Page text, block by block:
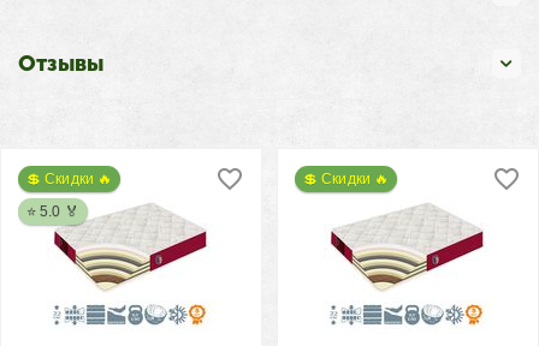
Отзывы
💲 Скидки 🔥
⭐ 5.0 🏅
💲 Скидки 🔥